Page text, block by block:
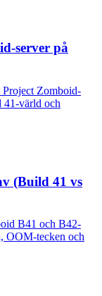
server på
Project Zomboid-
41-värld och
(Build 41 vs
B41 och B42-
OOM-tecken och